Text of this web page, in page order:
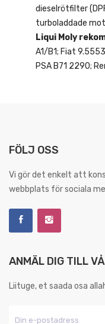
dieselrötfilter
turboladdade
Liqui Moly
A1/B1; Fiat
PSA B71 2290;
FÖLJ OSS
Vi gör det enkelt att
webbplats för sociala
ANMÄL DIG TILL
Liituge, et saada osa